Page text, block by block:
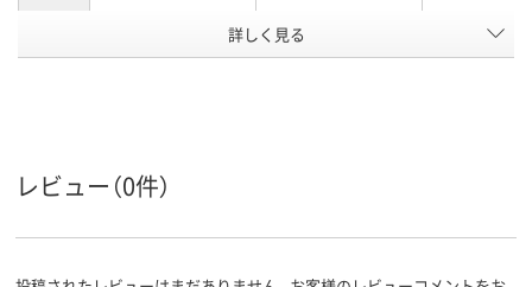
クリア(透明)
外寸高さ 155mm
詳しく見る
レビュー（0件）